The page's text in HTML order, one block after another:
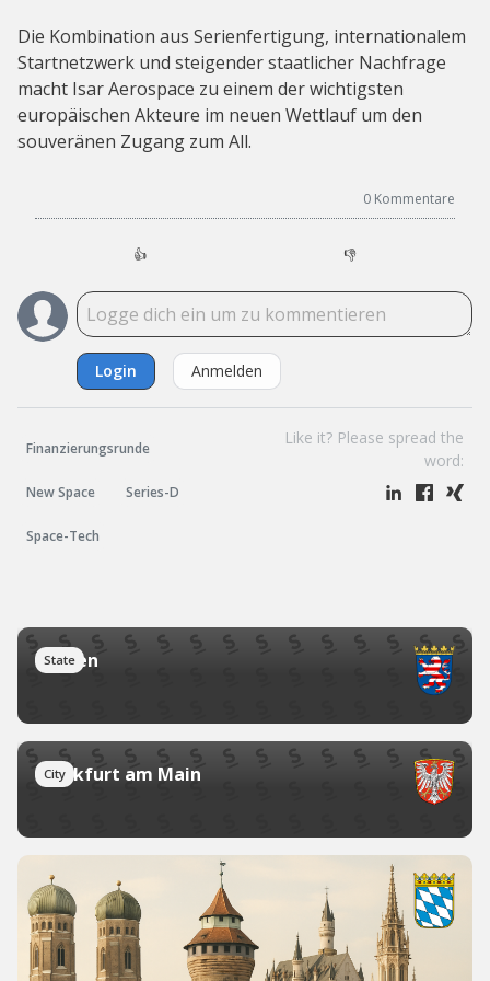
Die Kombination aus Serienfertigung, internationalem
Startnetzwerk und steigender staatlicher Nachfrage
macht Isar Aerospace zu einem der wichtigsten
europäischen Akteure im neuen Wettlauf um den
souveränen Zugang zum All.
0 Kommentare
👍 👎
Login Anmelden
Finanzierungsrunde
New Space Series-D
Space-Tech
Like it? Please spread the
word:
State
Hessen
City
Frankfurt am Main